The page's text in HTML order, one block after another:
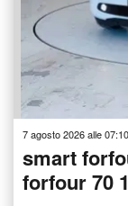
7 agosto 2026 alle 07:10
smart
forfour 70